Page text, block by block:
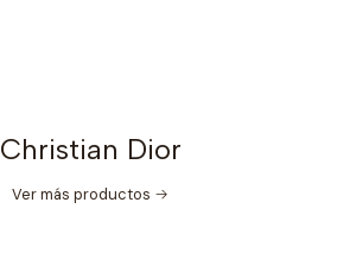
Christian Dior
Ver más productos